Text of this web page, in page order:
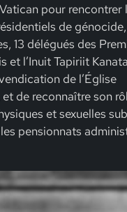
pour rencontrer
de
13 délégués des
et l’Inuit Tapiriit
de l’Église
de reconnaître son
et sexuelles
pensionnats